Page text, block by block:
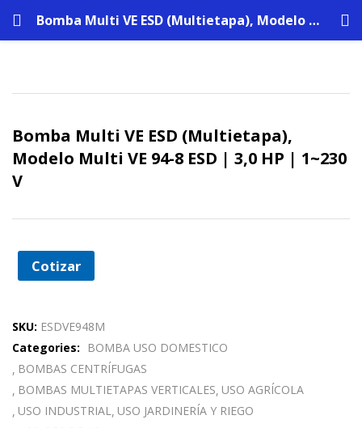
Bomba Multi VE ESD (Multietapa), Modelo Multi VE 94-8 ESD | 3,0 HP | 1~230 V
Bomba Multi VE ESD (Multietapa),
Modelo Multi VE 94-8 ESD | 3,0 HP | 1~230
V
Cotizar
SKU: ESDVE948M
Categories:
BOMBA USO DOMESTICO
BOMBAS CENTRÍFUGAS
BOMBAS MULTIETAPAS VERTICALES USO AGRÍCOLA
USO INDUSTRIAL USO JARDINERÍA Y RIEGO